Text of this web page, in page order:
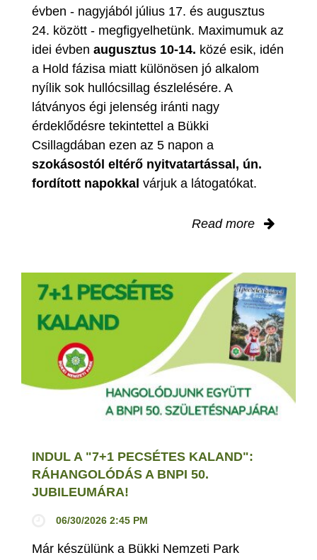
évben - nagyjából július 17. és augusztus
24. között - megfigyelhetünk. Maximumuk az
idei évben augusztus 10-14. közé esik, idén
a Hold fázisa miatt különösen jó alkalom
nyílik sok hullócsillag észlelésére. A
látványos égi jelenség iránti nagy
érdeklődésre tekintettel a Bükki
Csillagdában ezen az 5 napon a
szokásostól eltérő nyitvatartással, ún.
fordított napokkal várjuk a látogatókat.
Read more
INDUL A "7+1 PECSÉTES KALAND":
RÁHANGOLÓDÁS A BNPI 50.
JUBILEUMÁRA!
06/30/2026 2:45 PM
Már készülünk a Bükki Nemzeti Park